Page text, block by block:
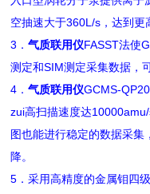
空抽速大于360L/s，达到更
3．气质联用仪FASST法使
测定和SIM测定采集数据，
4．气质联用仪GCMS-
zui高扫描速度达
图也能进行稳定的数据采集
降。
5．采用高精度的金属钼四